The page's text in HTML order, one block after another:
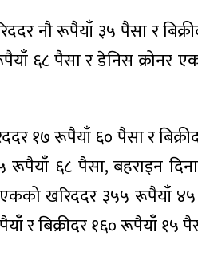
नौ रूपैयाँ ३५ पैसा र
६८ पैसा र डेनिस क्रोनर
१७ रूपैयाँ ६० पैसा र
रूपैयाँ ६८ पैसा, बहराइन
खरिददर ३५५ रूपैयाँ ४५
र बिक्रीदर १६० रूपैयाँ १५